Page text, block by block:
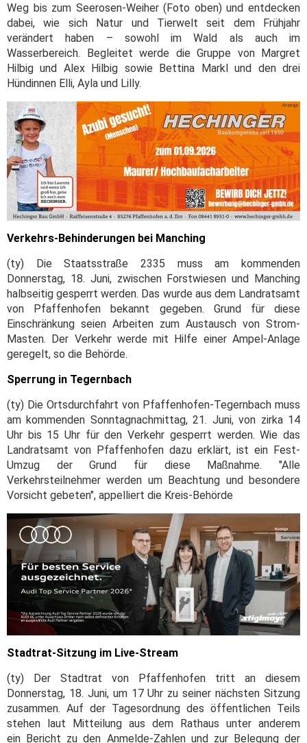
Weg bis zum Seerosen-Weiher (Foto oben) und entdecken
dabei, wie sich Natur und Tierwelt seit dem Frühjahr
verändert haben – sowohl im Wald als auch im
Wasserbereich. Begleitet werde die Gruppe von Margret
Hilbig und Alex Hilbig sowie Bettina Markl und den drei
Hündinnen Elli, Ayla und Lilly.
Verkehrs-Behinderungen bei Manching
(ty) Die Staatsstraße 2335 muss am kommenden
Donnerstag, 18. Juni, zwischen Forstwiesen und Manching
halbseitig gesperrt werden. Das wurde aus dem Landratsamt
von Pfaffenhofen bekannt gegeben. Grund für diese
Einschränkung seien Arbeiten zum Austausch von Strom-
Masten. Der Verkehr werde mit Hilfe einer Ampel-Anlage
geregelt, so die Behörde.
Sperrung in Tegernbach
(ty) Die Ortsdurchfahrt von Pfaffenhofen-Tegernbach muss
am kommenden Sonntagnachmittag, 21. Juni, von zirka 14
Uhr bis 15 Uhr für den Verkehr gesperrt werden. Wie das
Landratsamt von Pfaffenhofen dazu erklärt, ist ein Fest-
Umzug der Grund für diese Maßnahme. "Alle
Verkehrsteilnehmer werden um Beachtung und besondere
Vorsicht gebeten", appelliert die Kreis-Behörde
Stadtrat-Sitzung im Live-Stream
(ty) Der Stadtrat von Pfaffenhofen tritt an diesem
Donnerstag, 18. Juni, um 17 Uhr zu seiner nächsten Sitzung
zusammen. Auf der Tagesordnung des öffentlichen Teils
stehen laut Mitteilung aus dem Rathaus unter anderem
ein Bericht zu den Anmelde-Zahlen und zur Belegung der